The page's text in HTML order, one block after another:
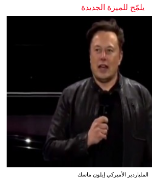
يلمّح للميزة الجديدة
الملياردير الأميركي إيلون ماسك